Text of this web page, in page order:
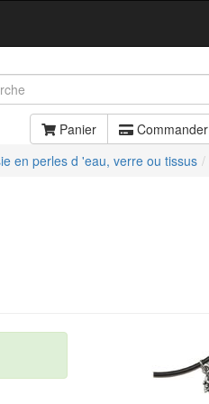
Panier Commander
en perles d 'eau, verre ou tissus